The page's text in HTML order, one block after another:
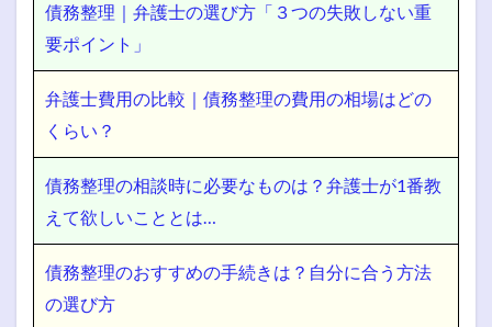
債務整理｜弁護士の選び方「３つの失敗しない重
要ポイント」
弁護士費用の比較｜債務整理の費用の相場はどの
くらい？
債務整理の相談時に必要なものは？弁護士が1番教
えて欲しいこととは…
債務整理のおすすめの手続きは？自分に合う方法
の選び方